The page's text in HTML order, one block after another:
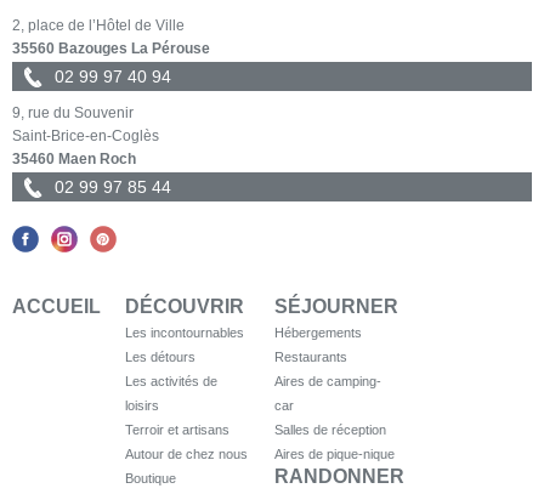
2, place de l’Hôtel de Ville
35560 Bazouges La Pérouse
02 99 97 40 94
9, rue du Souvenir
Saint-Brice-en-Coglès
35460 Maen Roch
02 99 97 85 44
ACCUEIL DÉCOUVRIR
Les incontournables
Les détours
Les activités de
loisirs
Terroir et artisans
Autour de chez nous
Boutique
SÉJOURNER
Hébergements
Restaurants
Aires de camping-
car
Salles de réception
Aires de pique-nique
RANDONNER